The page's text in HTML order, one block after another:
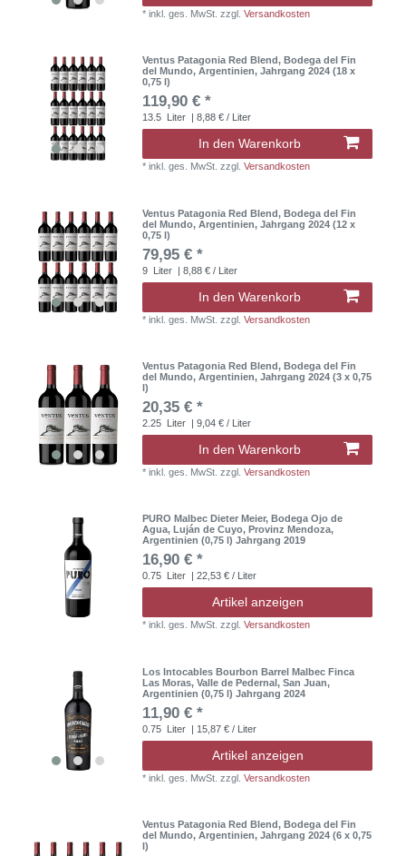
*inkl. ges. MwSt. zzgl.Versandkosten
Ventus Patagonia Red Blend, Bodega del Fin
del Mundo, Argentinien, Jahrgang 2024 (18 x
0,75 l)
119,90 € *
13.5 Liter | 8,88 € / Liter
In den Warenkorb
*inkl. ges. MwSt. zzgl.Versandkosten
Ventus Patagonia Red Blend, Bodega del Fin
del Mundo, Argentinien, Jahrgang 2024 (12 x
0,75 l)
79,95 € *
9 Liter | 8,88 € / Liter
In den Warenkorb
*inkl. ges. MwSt. zzgl.Versandkosten
Ventus Patagonia Red Blend, Bodega del Fin
del Mundo, Argentinien, Jahrgang 2024 (3 x 0,75
l)
20,35 € *
2.25 Liter | 9,04 € / Liter
In den Warenkorb
*inkl. ges. MwSt. zzgl.Versandkosten
PURO Malbec Dieter Meier, Bodega Ojo de
Agua, Luján de Cuyo, Provinz Mendoza,
Argentinien (0,75 l) Jahrgang 2019
16,90 € *
0.75 Liter | 22,53 € / Liter
Artikel anzeigen
*inkl. ges. MwSt. zzgl.Versandkosten
Los Intocables Bourbon Barrel Malbec Finca
Las Moras, Valle de Pedernal, San Juan,
Argentinien (0,75 l) Jahrgang 2024
11,90 € *
0.75 Liter | 15,87 € / Liter
Artikel anzeigen
*inkl. ges. MwSt. zzgl.Versandkosten
Ventus Patagonia Red Blend, Bodega del Fin
del Mundo, Argentinien, Jahrgang 2024 (6 x 0,75
l)